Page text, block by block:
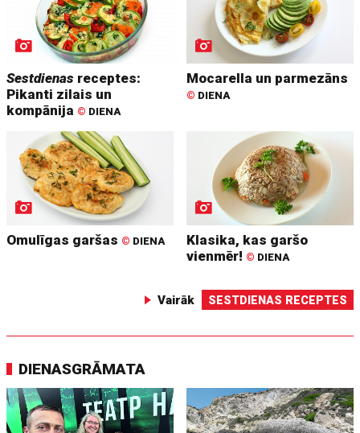
Sestdienas receptes:
Pikanti zilais un
kompānija © DIENA
Mocarella un parmezāns
© DIENA
Omulīgas garšas © DIENA
Klasika, kas garšo
vienmēr! © DIENA
Vairāk SESTDIENAS RECEPTES
DIENASGRĀMATA